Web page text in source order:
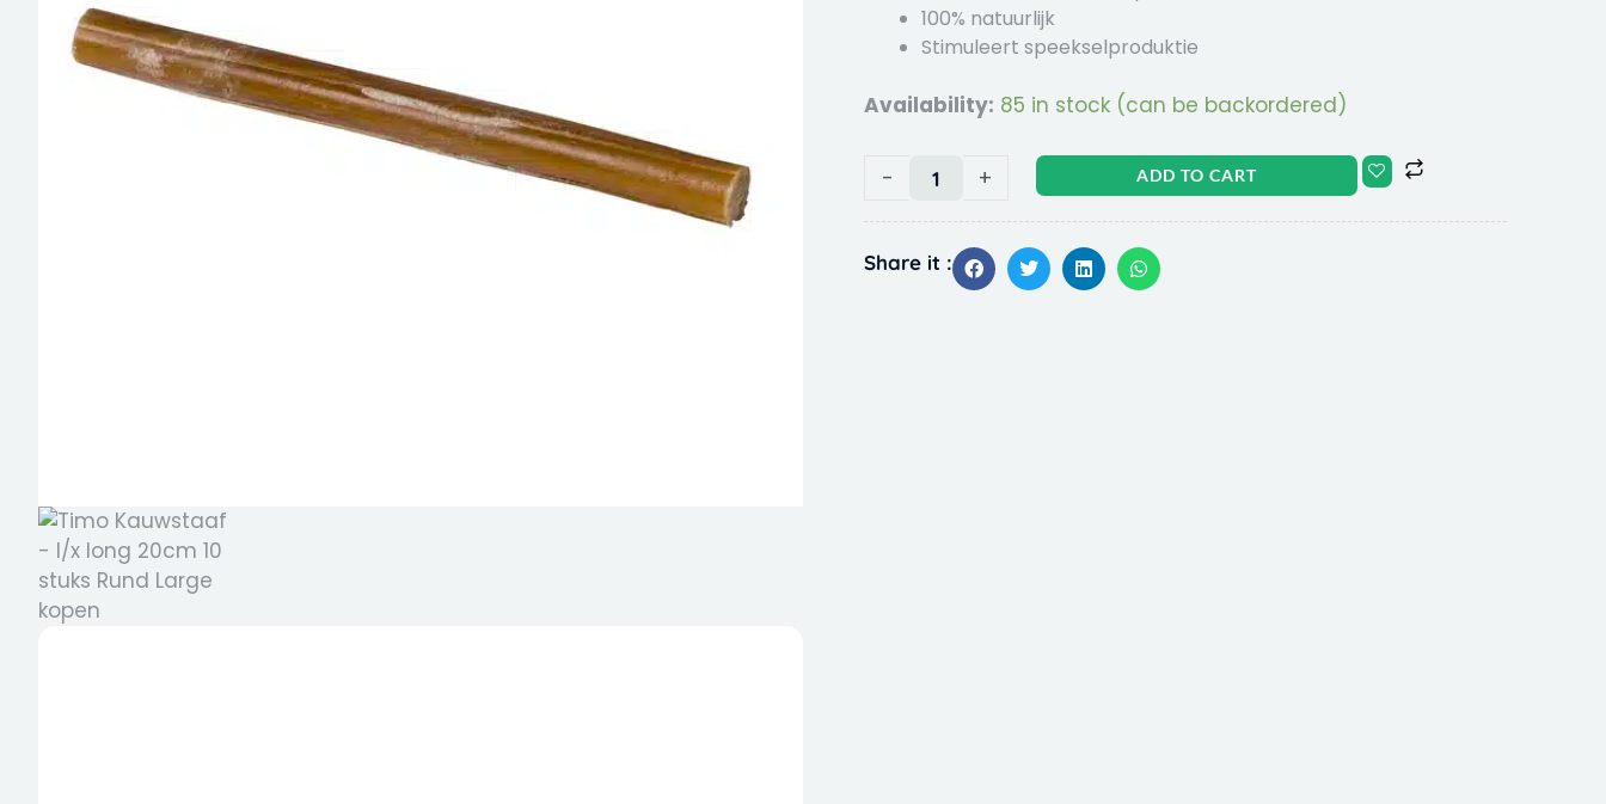
100% natuurlijk
Stimuleert speekselproduktie
Availability: 85 in stock (can be backordered)
-
Timo
long
20cm
+ ADD TO CART
Share it :